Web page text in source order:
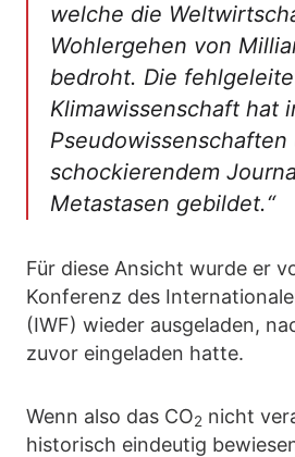
welche die
Wohlergehen von
bedroht. Die
Klimawissenschaft hat
Pseudowissenschaften
schockierendem
Metastasen gebildet.“
Für diese Ansicht wurde er
Konferenz des
(IWF) wieder ausgeladen,
zuvor eingeladen hatte.
Wenn also das CO2 nicht
historisch eindeutig